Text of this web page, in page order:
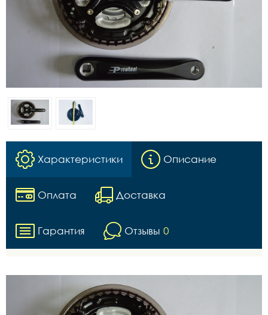
Характеристики Описание
Оплата Доставка
Гарантия Отзывы 0